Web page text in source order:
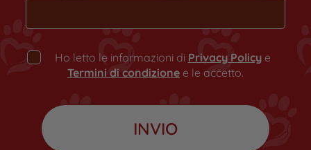
Ho letto le informazioni di Privacy Policye
Termini di condizione e le accetto.